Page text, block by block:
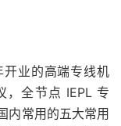
业的高端专线机
，全节点 IEPL 专
内常用的五大常用